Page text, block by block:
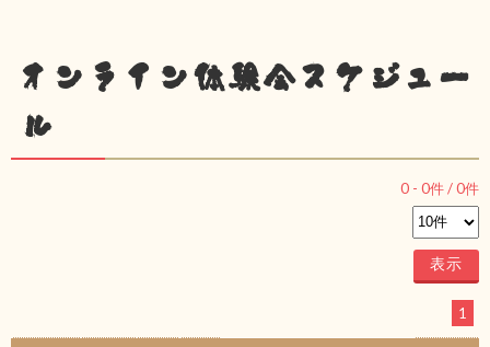
オンライン体験会スケジュー
ル
0 - 0件 /0件
1